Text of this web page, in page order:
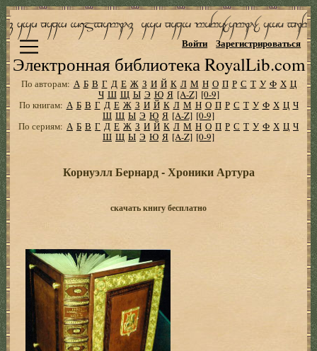
Электронная библиотека RoyalLib.com
Войти Зарегистрироваться
По авторам: А Б В Г Д Е Ж З И Й К Л М Н О П Р С Т У Ф Х Ц
Ч Ш Щ Ы Э Ю Я [A-Z] [0-9]
По книгам: А Б В Г Д Е Ж З И Й К Л М Н О П Р С Т У Ф Х Ц Ч
Ш Щ Ы Э Ю Я [A-Z] [0-9]
По сериям: А Б В Г Д Е Ж З И Й К Л М Н О П Р С Т У Ф Х Ц Ч
Ш Щ Ы Э Ю Я [A-Z] [0-9]
Корнуэлл Бернард - Хроники Артура
скачать книгу бесплатно